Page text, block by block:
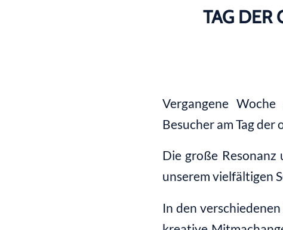
TAG DER
Vergangene
Besucher am Tag
Die große Resonanz
unserem vielfältigen
In den